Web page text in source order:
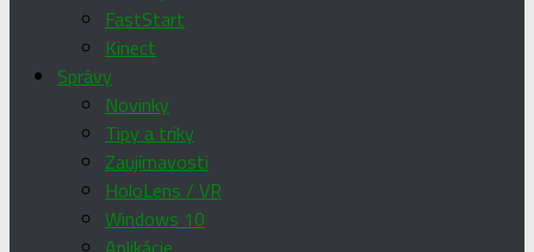
FastStart
Kinect
Správy
Novinky
Tipy a triky
Zaujímavosti
HoloLens / VR
Windows 10